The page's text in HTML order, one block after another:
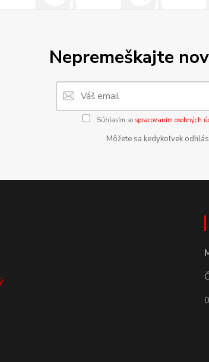
Nepremeškajte
Súhlasím so spracovaním osobných
Môžete sa kedykoľvek